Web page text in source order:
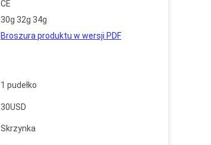
CE
30g 32g 34g
Broszura produktu w wersji PDF
1 pudełko
30USD
Skrzynka